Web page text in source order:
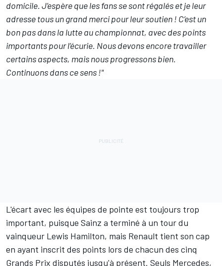
domicile. J’espère que les fans se sont régalés et je leur
adresse tous un grand merci pour leur soutien ! C’est un
bon pas dans la lutte au championnat, avec des points
importants pour l’écurie. Nous devons encore travailler
certains aspects, mais nous progressons bien.
Continuons dans ce sens !"
L'écart avec les équipes de pointe est toujours trop
important, puisque Sainz a terminé à un tour du
vainqueur Lewis Hamilton, mais Renault tient son cap
en ayant inscrit des points lors de chacun des cinq
Grands Prix disputés jusqu'à présent. Seuls Mercedes,